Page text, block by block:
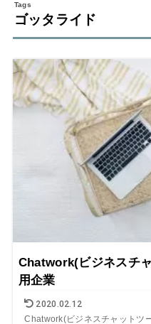
ゴッタライド
Chatwork(ビジネスチ
用企業
2020.02.12
Chatwork(ビジネスチャットツ